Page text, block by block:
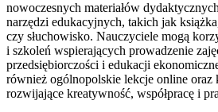
nowoczesnych materiałów
narzędzi edukacyjnych, takich jak
czy słuchowisko. Nauczyciele mogą
i szkoleń wspierających prowadzenie
przedsiębiorczości i edukacji
również ogólnopolskie lekcje online oraz
rozwijające kreatywność, współpracę i